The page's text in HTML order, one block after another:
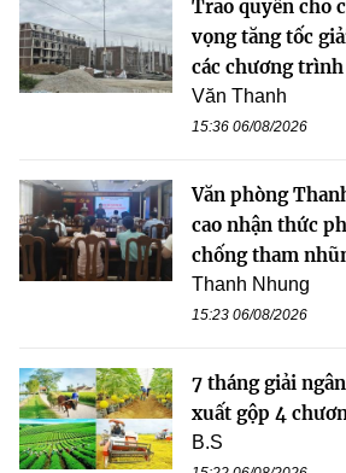
Trao quyền cho
vọng tăng tốc
các chương
Văn Thanh
15:36 06/08/2026
Văn phòng
cao nhận thức
chống tham
Thanh Nhung
15:23 06/08/2026
7 tháng giải
xuất gộp 4
B.S